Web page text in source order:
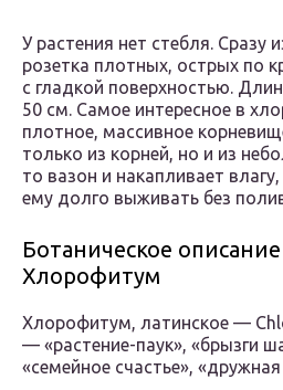
У растения нет стебля. Сразу
розетка плотных, острых по
с гладкой поверхностью.
50 см. Самое интересное в
плотное, массивное
только из корней, но и из
то вазон и накапливает
ему долго выживать без
Ботаническое
Хлорофитум
Хлорофитум, латинское —
— «растение-паук», «брызги
«семейное счастье»,